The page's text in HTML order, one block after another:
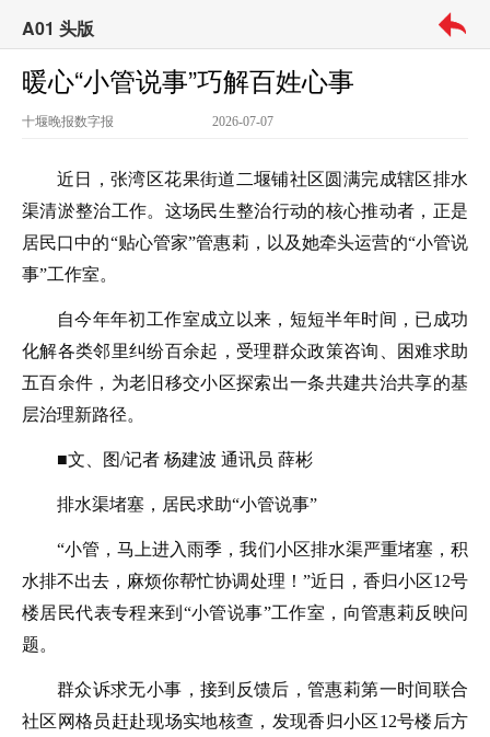
A01 头版
暖心“小管说事”巧解百姓心事
十堰晚报数字报 2026-07-07
近日，张湾区花果街道二堰铺社区圆满完成辖区排水
渠清淤整治工作。这场民生整治行动的核心推动者，正是
居民口中的“贴心管家”管惠莉，以及她牵头运营的“小管说
事”工作室。
自今年年初工作室成立以来，短短半年时间，已成功
化解各类邻里纠纷百余起，受理群众政策咨询、困难求助
五百余件，为老旧移交小区探索出一条共建共治共享的基
层治理新路径。
■文、图/记者 杨建波 通讯员 薛彬
排水渠堵塞，居民求助“小管说事”
“小管，马上进入雨季，我们小区排水渠严重堵塞，积
水排不出去，麻烦你帮忙协调处理！”近日，香归小区12号
楼居民代表专程来到“小管说事”工作室，向管惠莉反映问
题。
群众诉求无小事，接到反馈后，管惠莉第一时间联合
社区网格员赶赴现场实地核查，发现香归小区12号楼后方